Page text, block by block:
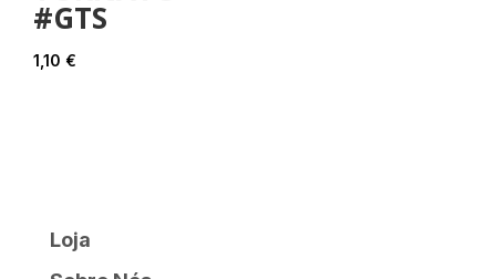
#GTS
1,10 €
Loja